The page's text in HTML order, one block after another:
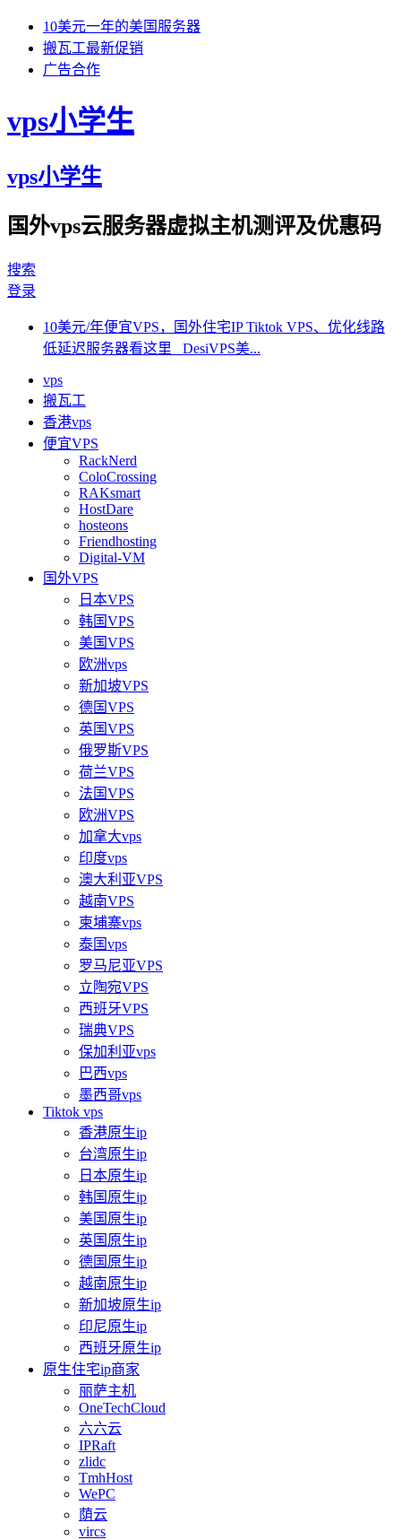
10美元一年的美国服务器
搬瓦工最新促销
广告合作
vps小学生
vps小学生
国外vps云服务器虚拟主机测评及优惠码
搜索
登录
10美元/年便宜VPS，国外住宅IP Tiktok VPS、优化线路
低延迟服务器看这里 DesiVPS美...
vps
搬瓦工
香港vps
便宜VPS
RackNerd
ColoCrossing
RAKsmart
HostDare
hosteons
Friendhosting
Digital-VM
国外VPS
日本VPS
韩国VPS
美国VPS
欧洲vps
新加坡VPS
德国VPS
英国VPS
俄罗斯VPS
荷兰VPS
法国VPS
欧洲VPS
加拿大vps
印度vps
澳大利亚VPS
越南VPS
柬埔寨vps
泰国vps
罗马尼亚VPS
立陶宛VPS
西班牙VPS
瑞典VPS
保加利亚vps
巴西vps
墨西哥vps
Tiktok vps
香港原生ip
台湾原生ip
日本原生ip
韩国原生ip
美国原生ip
英国原生ip
德国原生ip
越南原生ip
新加坡原生ip
印尼原生ip
西班牙原生ip
原生住宅ip商家
丽萨主机
OneTechCloud
六六云
IPRaft
zlidc
TmhHost
WePC
荫云
vircs